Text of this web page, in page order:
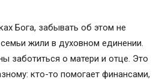
Бога, забывать об этом не
жили в духовном единении.
заботиться о матери и отце. Это
кто-то помогает финансами,